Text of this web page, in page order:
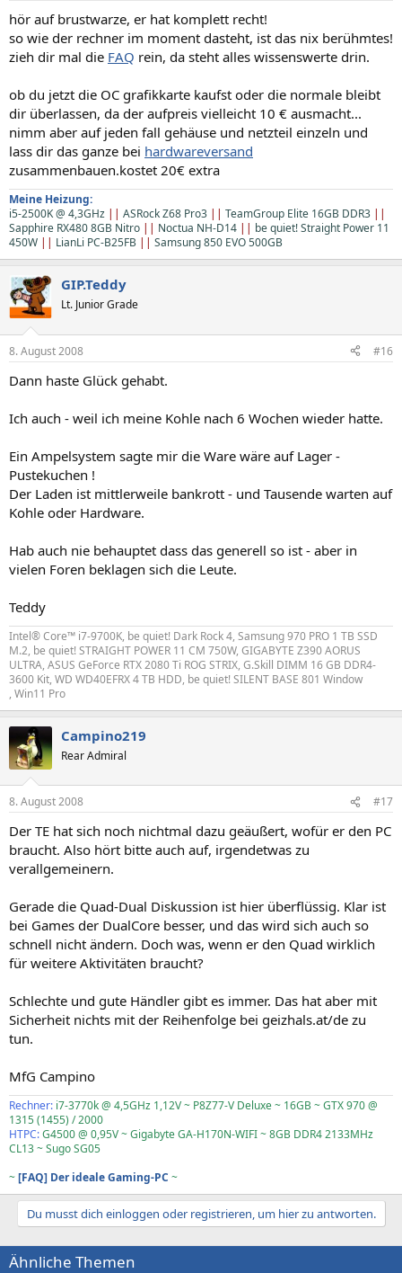
hör auf brustwarze, er hat komplett recht!
so wie der rechner im moment dasteht, ist das nix berühmtes!
zieh dir mal die FAQ rein, da steht alles wissenswerte drin.
ob du jetzt die OC grafikkarte kaufst oder die normale bleibt
dir überlassen, da der aufpreis vielleicht 10 € ausmacht...
nimm aber auf jeden fall gehäuse und netzteil einzeln und
lass dir das ganze bei hardwareversand
zusammenbauen.kostet 20€ extra
Meine Heizung:
i5-2500K @ 4,3GHz || ASRock Z68 Pro3 || TeamGroup Elite 16GB DDR3 ||
Sapphire RX480 8GB Nitro || Noctua NH-D14 || be quiet! Straight Power 11
450W || LianLi PC-B25FB || Samsung 850 EVO 500GB
GIP.Teddy
Lt. Junior Grade
8. August 2008 #16
Dann haste Glück gehabt.
Ich auch - weil ich meine Kohle nach 6 Wochen wieder hatte.
Ein Ampelsystem sagte mir die Ware wäre auf Lager -
Pustekuchen !
Der Laden ist mittlerweile bankrott - und Tausende warten auf
Kohle oder Hardware.
Hab auch nie behauptet dass das generell so ist - aber in
vielen Foren beklagen sich die Leute.
Teddy
Intel® Core™ i7-9700K, be quiet! Dark Rock 4, Samsung 970 PRO 1 TB SSD
M.2, be quiet! STRAIGHT POWER 11 CM 750W, GIGABYTE Z390 AORUS
ULTRA, ASUS GeForce RTX 2080 Ti ROG STRIX, G.Skill DIMM 16 GB DDR4-
3600 Kit, WD WD40EFRX 4 TB HDD, be quiet! SILENT BASE 801 Window
, Win11 Pro
Campino219
Rear Admiral
8. August 2008 #17
Der TE hat sich noch nichtmal dazu geäußert, wofür er den PC
braucht. Also hört bitte auch auf, irgendetwas zu
verallgemeinern.
Gerade die Quad-Dual Diskussion ist hier überflüssig. Klar ist
bei Games der DualCore besser, und das wird sich auch so
schnell nicht ändern. Doch was, wenn er den Quad wirklich
für weitere Aktivitäten braucht?
Schlechte und gute Händler gibt es immer. Das hat aber mit
Sicherheit nichts mit der Reihenfolge bei geizhals.at/de zu
tun.
MfG Campino
Rechner: i7-3770k @ 4,5GHz 1,12V ~ P8Z77-V Deluxe ~ 16GB ~ GTX 970 @
1315 (1455) / 2000
HTPC:G4500 @ 0,95V ~ Gigabyte GA-H170N-WIFI ~ 8GB DDR4 2133MHz
CL13 ~ Sugo SG05
~[FAQ] Der ideale Gaming-PC ~
Du musst dich einloggen oder registrieren, um hier zu antworten.
Ähnliche Themen